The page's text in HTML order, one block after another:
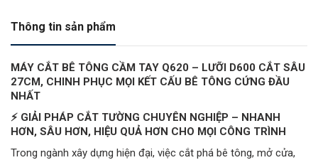
Thông tin sản phẩm
MÁY CẮT BÊ TÔNG CẦM TAY Q620 – LƯỠI D600 CẮT SÂU
27CM, CHINH PHỤC MỌI KẾT CẤU BÊ TÔNG CỨNG ĐẦU
NHẤT
⚡ GIẢI PHÁP CẮT TƯỜNG CHUYÊN NGHIỆP – NHANH
HƠN, SÂU HƠN, HIỆU QUẢ HƠN CHO MỌI CÔNG TRÌNH
Trong ngành xây dựng hiện đại, việc cắt phá bê tông, mở cửa,